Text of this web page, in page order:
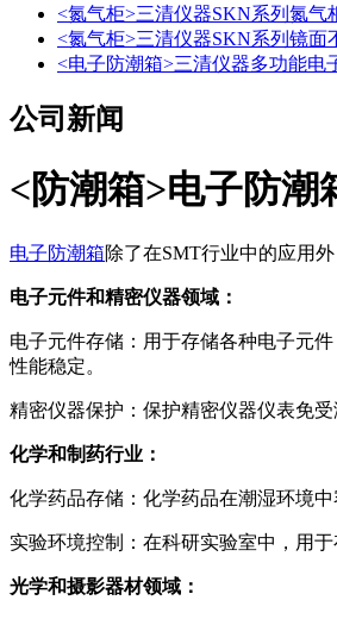
<氮气柜>三清仪器SKN系列氮气
<氮气柜>三清仪器SKN系列镜面
<电子防潮箱>三清仪器多功能电
公司新闻
<防潮箱>电子防潮
电子防潮箱除了在SMT行业中的应用
电子元件和精密仪器领域：
电子元件存储：用于存储各种电子元
性能稳定。
精密仪器保护：保护精密仪器仪表免
化学和制药行业：
化学药品存储：化学药品在潮湿环境
实验环境控制：在科研实验室中，用
光学和摄影器材领域：